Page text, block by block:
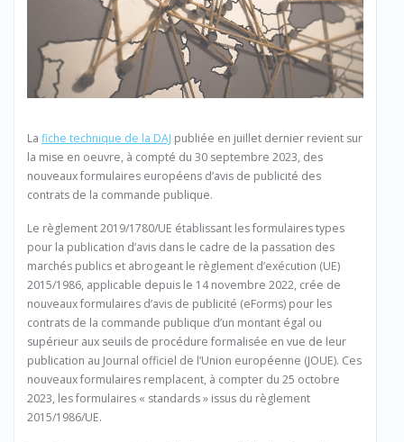
La fiche technique de la DAJ publiée en juillet dernier revient sur
la mise en oeuvre, à compté du 30 septembre 2023, des
nouveaux formulaires européens d’avis de publicité des
contrats de la commande publique.
Le règlement 2019/1780/UE établissant les formulaires types
pour la publication d’avis dans le cadre de la passation des
marchés publics et abrogeant le règlement d’exécution (UE)
2015/1986, applicable depuis le 14 novembre 2022, crée de
nouveaux formulaires d’avis de publicité (eForms) pour les
contrats de la commande publique d’un montant égal ou
supérieur aux seuils de procédure formalisée en vue de leur
publication au Journal officiel de l’Union européenne (JOUE). Ces
nouveaux formulaires remplacent, à compter du 25 octobre
2023, les formulaires « standards » issus du règlement
2015/1986/UE.